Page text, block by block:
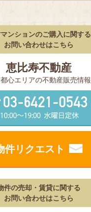
ンションのご購入に関する
お問い合わせはこちら
恵比寿不動産
⼼エリアの不動産販売情報
件リクエスト
件の売却・賃貸に関する
お問い合わせはこちら